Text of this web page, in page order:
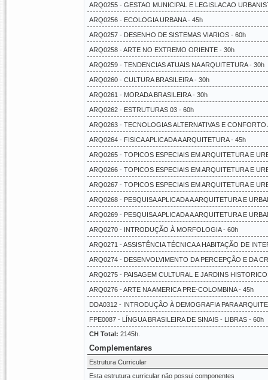
ARQ0255 - GESTAO MUNICIPAL E LEGISLACAO
ARQ0256 - ECOLOGIA URBANA - 45h
ARQ0257 - DESENHO DE SISTEMAS VIARIOS - 60h
ARQ0258 - ARTE NO EXTREMO ORIENTE - 30h
ARQ0259 - TENDENCIAS ATUAIS NA ARQUITETURA - 30h
ARQ0260 - CULTURA BRASILEIRA - 30h
ARQ0261 - MORADA BRASILEIRA - 30h
ARQ0262 - ESTRUTURAS 03 - 60h
ARQ0263 - TECNOLOGIAS ALTERNATIVAS E CONFORTO
ARQ0264 - FISICA APLICADA A ARQUITETURA - 45h
ARQ0265 - TOPICOS ESPECIAIS EM ARQUITETURA E
ARQ0266 - TOPICOS ESPECIAIS EM ARQUITETURA E
ARQ0267 - TOPICOS ESPECIAIS EM ARQUITETURA E
ARQ0268 - PESQUISA APLICADA A ARQUITETURA E
ARQ0269 - PESQUISA APLICADA A ARQUITETURA E
ARQ0270 - INTRODUÇÃO À MORFOLOGIA - 60h
ARQ0271 - ASSISTÊNCIA TÉCNICA A HABITAÇÃO DE
ARQ0274 - DESENVOLVIMENTO DA PERCEPÇÃO E DA
ARQ0275 - PAISAGEM CULTURAL E JARDINS
ARQ0276 - ARTE NA AMERICA PRE-COLOMBINA - 45h
DDA0312 - INTRODUÇÃO À DEMOGRAFIA PARA
FPE0087 - LÍNGUA BRASILEIRA DE SINAIS - LIBRAS - 60h
CH Total: 2145h.
Complementares
Estrutura Curricular
Esta estrutura curricular não possui componentes